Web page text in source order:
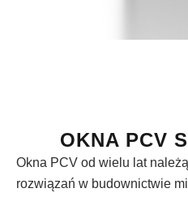
OKNA PCV
Okna PCV od wielu lat
rozwiązań w budownictwie